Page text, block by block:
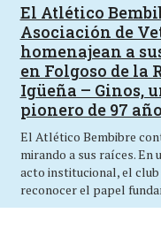
El Atlético
Asociación de
homenajean a
en Folgoso de la
Igüeña – Ginos,
pionero de 97
El Atlético Bembibre
mirando a sus raíces. En
acto institucional, el club
reconocer el papel